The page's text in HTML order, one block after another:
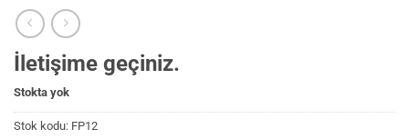
İletişime geçiniz.
Stokta yok
Stok kodu: FP12